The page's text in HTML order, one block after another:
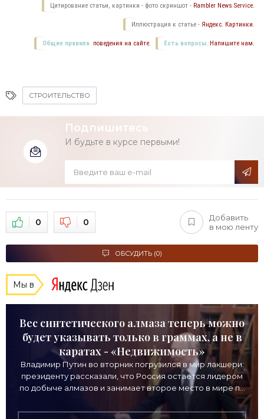
Цитирование статьи, картинки - фото скриншот - Rambler News Service.
Иллюстрация к статье - Яндекс. Картинки.
Есть вопросы. Напишите нам.
Общие правила поведения на сайте.
СТРОИТЕЛЬСТВО
Подпишитесь
И будьте в курсе первыми!
0 0
Добавить
в мою ленту
ОБСУДИТЬ (0)
Мы в
Вес синтетического алмаза теперь можно
будет указывать только в граммах, а не в
каратах - «Недвижимость»
Владимир Путин во вторник погрузился в мир лакшери:
президенту рассказали, что Россия остается лидером
по добыче алмазов и занимает второе место в мире по